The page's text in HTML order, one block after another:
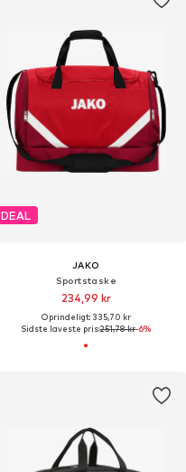
DEAL
JAKO
Sportstaske
234,99 kr
Oprindeligt: 335,70 kr
Sidste laveste pris:251,78 kr-6%